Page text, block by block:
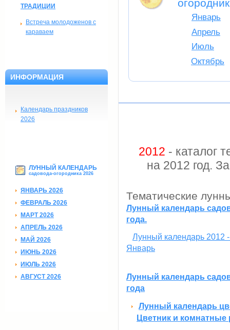
ТРАДИЦИИ
Встреча молодоженов с
караваем
ИНФОРМАЦИЯ
Календарь праздников
2026
ЛУННЫЙ КАЛЕНДАРЬ
садовода-огородника 2026
ЯНВАРЬ 2026
ФЕВРАЛЬ 2026
МАРТ 2026
АПРЕЛЬ 2026
МАЙ 2026
ИЮНЬ 2026
ИЮЛЬ 2026
АВГУСТ 2026
Январь
Апрель
Июль
Октябрь
2012 - каталог
на 2012 год.
Тематические
Лунный календарь
года.
Лунный календарь 2012
Январь
Лунный календарь
года
Лунный календарь
Цветник и комнатные